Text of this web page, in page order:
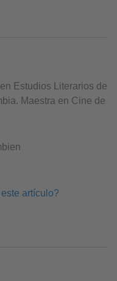
Estudios Literarios de
Maestra en Cine de
artículo?